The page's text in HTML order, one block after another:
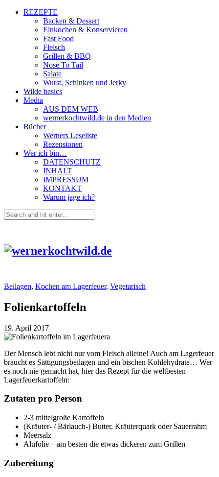
REZEPTE
Backen & Dessert
Einkochen & Konservieren
Fast Food
Fleisch
Grillen & BBQ
Nose To Tail
Salate
Wurst, Schinken und Jerky
Wilde basics
Media
AUS DEM WEB
wernerkochtwild.de in den Medien
Bücher
Werners Leseliste
Rezensionen
Wer ich bin…
DATENSCHUTZ
INHALT
IMPRESSUM
KONTAKT
Warum jage ich?
Beilagen, Kochen am Lagerfeuer, Vegetarisch
Folienkartoffeln
19. April 2017
Der Mensch lebt nicht nur vom Fleisch alleine! Auch am Lagerfeuer
braucht es Sättigungsbeilagen und ein bischen Kohlehydrate… Wer
es noch nie gemacht hat, hier das Rezept für die weltbesten
Lagerfeuerkartoffeln:
Zutaten pro Person
2-3 mittelgroße Kartoffeln
(Kräuter- / Bärlauch-) Butter, Kräuterquark oder Sauerrahm
Meersalz
Alufolie – am besten die etwas dickeren zum Grillen
Zubereitung